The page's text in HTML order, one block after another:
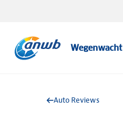
Wegenwacht
Auto Reviews